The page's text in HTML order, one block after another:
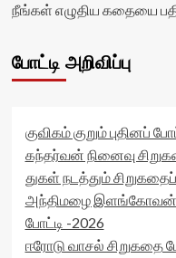
நீங்கள் எழுதிய கதையை
போட்டி அறிவிப்பு
குவிகம் குறும் புதினப்
கந்தர்வன் நினைவு
துகள் நடத்தும்
அந்திமழை இளங்கோவன்
போட்டி -2026
ஈரோடு வாசல் சிறுகதை